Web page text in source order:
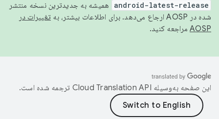
android-latest-release
همیشه به جدیدترین نسخه منتشر
شده در AOSP ارجاع می‌دهد. برای اطلاعات بیشتر، به
تغییرات در
AOSP مراجعه کنید.
این صفحه به‌وسیله ترجمه شده است.